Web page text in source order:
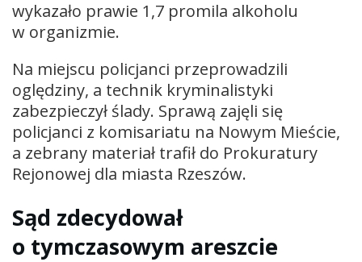
wykazało prawie 1,7 promila alkoholu
w organizmie.
Na miejscu policjanci przeprowadzili
oględziny, a technik kryminalistyki
zabezpieczył ślady. Sprawą zajęli się
policjanci z komisariatu na Nowym Mieście,
a zebrany materiał trafił do Prokuratury
Rejonowej dla miasta Rzeszów.
Sąd zdecydował
o tymczasowym areszcie